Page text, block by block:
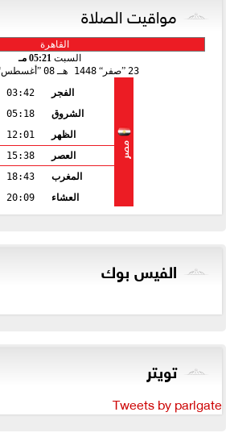
مواقيت الصلاة
السبت 05:21 مـ
23 صفر 1448 هـ 08 أغسطس
مصر
الفجر
03:42
الشروق
05:18
الظهر
12:01
العصر
15:38
المغرب
18:43
العشاء
20:09
الفيس بوك
تويتر
Tweets by parlgate